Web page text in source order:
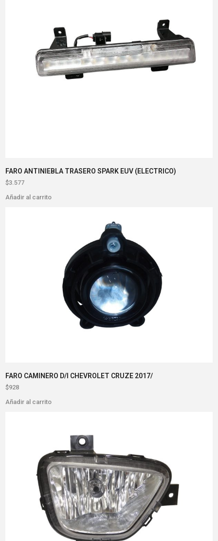
FARO ANTINIEBLA TRASERO SPARK EUV (ELECTRICO)
$3.577
Añadir al carrito
FARO CAMINERO D/I CHEVROLET CRUZE 2017/
$928
Añadir al carrito